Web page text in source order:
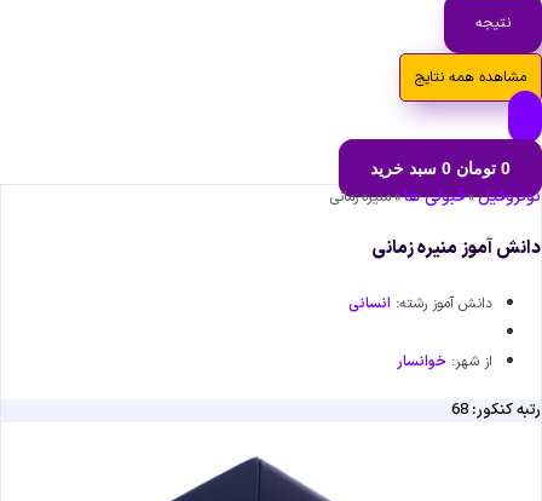
نتیجه
مشاهده همه نتایج
0 تومان 0 سبد خرید
نوتروفیل»قبولی ها»منیره زمانی
دانش آموز منیره زمانی
دانش آموز رشته: انسانی
از شهر: خوانسار
رتبه کنکور: 68